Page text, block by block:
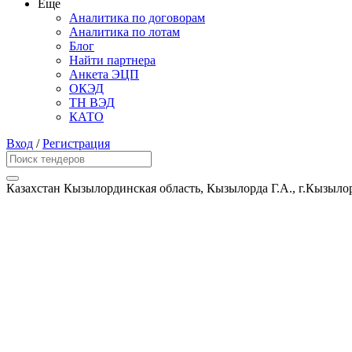
Еще
Аналитика по договорам
Аналитика по лотам
Блог
Найти партнера
Анкета ЭЦП
ОКЭД
ТН ВЭД
КАТО
Вход /Регистрация
Казахстан Кызылординская область, Кызылорда Г.А.,